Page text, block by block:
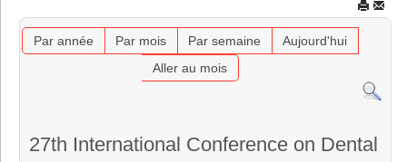
Par année Par mois Par semaine
Aujourd'hui
Aller au mois
27th International Conference on Dental